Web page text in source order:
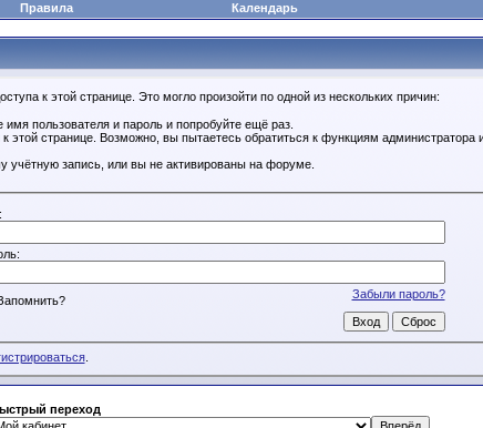
Правила Календарь
к этой странице. Это могло произойти по одной из нескольких причин:
пользователя и пароль и попробуйте ещё раз.
этой странице. Возможно, вы пытаетесь обратиться к функциям администратора
учётную запись, или вы не активированы на форуме.
Забыли пароль?
.
переход